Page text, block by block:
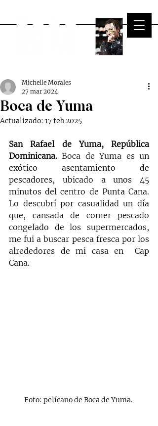
Boca de Yuma
Michelle Morales
27 mar 2024
Actualizado: 17 feb 2025
San Rafael de Yuma, República
Dominicana. Boca de Yuma es un
exótico asentamiento de
pescadores, ubicado a unos 45
minutos del centro de Punta Cana.
Lo descubrí por casualidad un día
que, cansada de comer pescado
congelado de los supermercados,
me fui a buscar pesca fresca por los
alrededores de mi casa en  Cap
Cana.
Foto: pelícano de Boca de Yuma.